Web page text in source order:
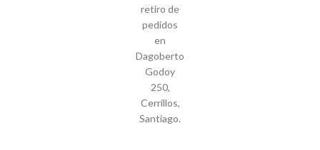
retiro de
pedidos
en
Dagoberto
Godoy
250,
Cerrillos,
Santiago.